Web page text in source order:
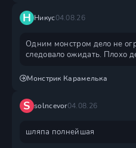
Н Никус04.08.26
Одним монстром дело не
следовало ожидать. Плохо
Монстрик Карамелька
S solncevor04.08.26
шляпа полнейшая